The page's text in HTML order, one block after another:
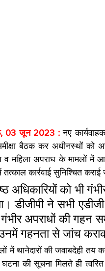
03 जून 2023 : नए
बैठक कर अधीनस्थों को
व महिला अपराध के मामलों में
तत्काल कार्रवाई सुनिश्चित कराई
अधिकारियों को भी
डीजीपी ने सभी
अपराधों की गहन
गहनता से जांच
में थानेदारों की जवाबदेही तय
की सूचना मिलते ही त्वरित